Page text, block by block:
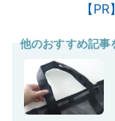
【
他のおすすめ記事